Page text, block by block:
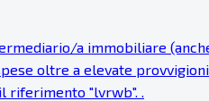
a immobiliare
oltre a elevate
"lvrwb". .